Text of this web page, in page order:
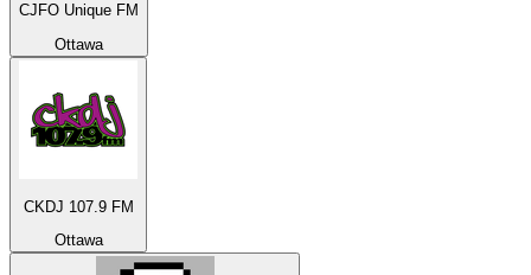
CJFO Unique FM
Ottawa
CKDJ 107.9 FM
Ottawa